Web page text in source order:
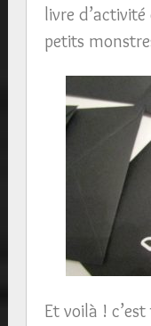
livre
petits
Et voilà !